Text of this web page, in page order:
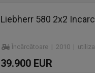
Liebherr 580 2x2
Încărcătoare | 2010 |
39.900 EUR